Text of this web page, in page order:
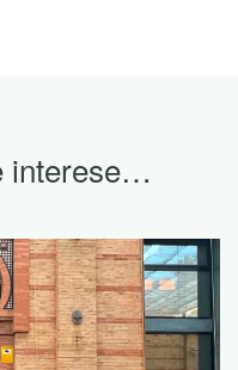
interese…